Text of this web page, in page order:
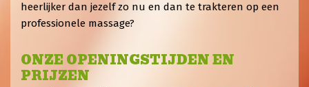
heerlijker dan jezelf zo nu en dan te trakteren op een
professionele massage?
ONZE OPENINGSTIJDEN EN
PRIJZEN